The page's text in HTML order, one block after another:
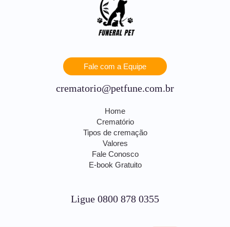
Fale com a Equipe
crematorio@petfune.com.br
Home
Crematório
Tipos de cremação
Valores
Fale Conosco
E-book Gratuito
Ligue 0800 878 0355